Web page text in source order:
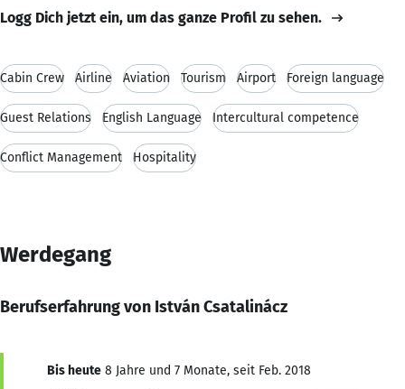
Logg Dich jetzt ein, um das ganze Profil zu sehen.
Cabin Crew Airline Aviation Tourism Airport Foreign language
Guest Relations English Language Intercultural competence
Conflict Management Hospitality
Werdegang
Berufserfahrung von István Csatalinácz
Bis heute 8 Jahre und 7 Monate, seit Feb. 2018